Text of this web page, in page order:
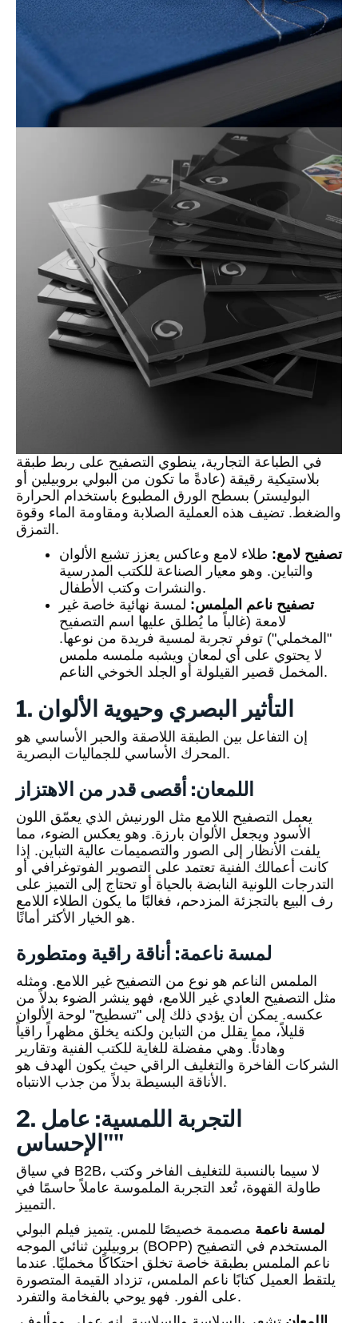
في الطباعة التجارية، ينطوي التصفيح على ربط طبقة
بلاستيكية رقيقة (عادةً ما تكون من البولي بروبيلين أو
البوليستر) بسطح الورق المطبوع باستخدام الحرارة
والضغط. تضيف هذه العملية الصلابة ومقاومة الماء وقوة
التمزق.
تصفيح لامع: طلاء لامع وعاكس يعزز تشبع الألوان
والتباين. وهو معيار الصناعة للكتب المدرسية
والنشرات وكتب الأطفال.
تصفيح ناعم الملمس: لمسة نهائية خاصة غير
لامعة (غالباً ما يُطلق عليها اسم التصفيح
"المخملي") توفر تجربة لمسية فريدة من نوعها.
لا يحتوي على أي لمعان ويشبه ملمسه ملمس
المخمل قصير القيلولة أو الجلد الخوخي الناعم.
1. التأثير البصري وحيوية الألوان
إن التفاعل بين الطبقة اللاصقة والحبر الأساسي هو
المحرك الأساسي للجماليات البصرية.
اللمعان: أقصى قدر من الاهتزاز
يعمل التصفيح اللامع مثل الورنيش الذي يعمّق اللون
الأسود ويجعل الألوان بارزة. وهو يعكس الضوء، مما
يلفت الأنظار إلى الصور والتصميمات عالية التباين. إذا
كانت أعمالك الفنية تعتمد على التصوير الفوتوغرافي أو
التدرجات اللونية النابضة بالحياة أو تحتاج إلى التميز على
رف البيع بالتجزئة المزدحم، فغالبًا ما يكون الطلاء اللامع
هو الخيار الأكثر أمانًا.
لمسة ناعمة: أناقة راقية ومتطورة
الملمس الناعم هو نوع من التصفيح غير اللامع. ومثله
مثل التصفيح العادي غير اللامع، فهو ينشر الضوء بدلاً من
عكسه. يمكن أن يؤدي ذلك إلى "تسطيح" لوحة الألوان
قليلاً، مما يقلل من التباين ولكنه يخلق مظهراً راقياً
وهادئاً. وهي مفضلة للغاية للكتب الفنية وتقارير
الشركات الفاخرة والتغليف الراقي حيث يكون الهدف هو
الأناقة البسيطة بدلاً من جذب الانتباه.
2. التجربة اللمسية: عامل
"الإحساس"
في سياق B2B، لا سيما بالنسبة للتغليف الفاخر وكتب
طاولة القهوة، تُعد التجربة الملموسة عاملاً حاسمًا في
التمييز.
لمسة ناعمة مصممة خصيصًا للمس. يتميز فيلم البولي
بروبيلين ثنائي الموجه (BOPP) المستخدم في التصفيح
ناعم الملمس بطبقة خاصة تخلق احتكاكًا مخمليًا. عندما
يلتقط العميل كتابًا ناعم الملمس، تزداد القيمة المتصورة
على الفور. فهو يوحي بالفخامة والتفرد.